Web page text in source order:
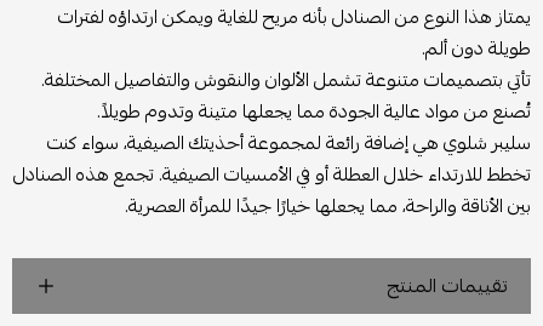
يمتاز هذا النوع من الصنادل بأنه مريح للغاية ويمكن ارتداؤه لفترات
طويلة دون ألم.
تأتي بتصميمات متنوعة تشمل الألوان والنقوش والتفاصيل المختلفة.
تُصنع من مواد عالية الجودة مما يجعلها متينة وتدوم طويلاً.
سليبر شلوي هي إضافة رائعة لمجموعة أحذيتك الصيفية، سواء كنت
تخطط للارتداء خلال العطلة أو في الأمسيات الصيفية. تجمع هذه الصنادل
بين الأناقة والراحة، مما يجعلها خيارًا جيدًا للمرأة العصرية.
تقييمات المنتج